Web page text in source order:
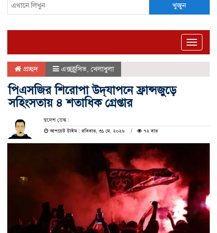
খুজুন
Toggle
প্রচ্ছদ এক্সক্লুসিভ খেলাধুলা
পিএসজির শিরোপা উদ্‌যাপনে ফ্রান্সজুড়ে
সহিংসতায় ৪ শতাধিক গ্রেপ্তার
স্বদেশ ডেস্ক :
আপডেট টাইম : রবিবার, ৩১ মে, ২০২৬
৭২ বার